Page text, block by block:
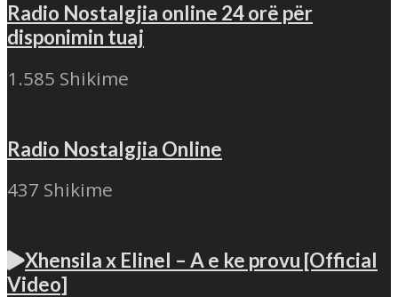
Radio Nostalgjia online 24 orë për
disponimin tuaj
1.585 Shikime
Radio Nostalgjia Online
437 Shikime
Xhensila x Elinel – A e ke provu [Official
Video]